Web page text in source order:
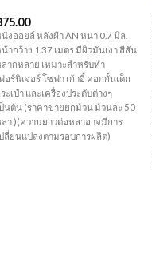
75.00
งออยล์ หลังผ้า AN หนา 0.7 มิล.
ากว้าง 1.37 เมตร มีผิวมันเงา สีสัน
ากหลาย เหมาะสำหรับทำ
อร์นิเจอร์ โซฟา เก้าอี้ คอกกั้นเด็ก
ะเป๋า และเครื่องประดับต่างๆ
นต้น (ราคาขายยกม้วน ม้วนละ 50
า )(ความยาวต่อหลาอาจมีการ
ลี่ยนแปลงตามรอบการผลิต)